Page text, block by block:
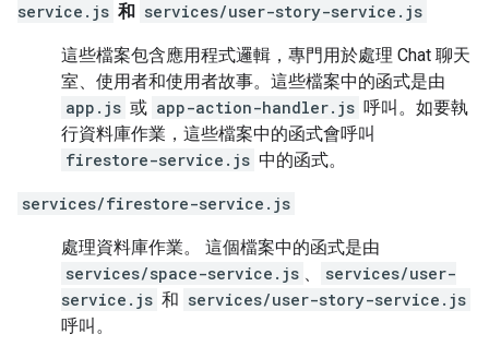
service.js 和 services/user-story-service.js
這些檔案包含應用程式邏輯，專門用於處理 Chat 聊天
室、使用者和使用者故事。這些檔案中的函式是由
app.js 或 app-action-handler.js 呼叫。如要執
行資料庫作業，這些檔案中的函式會呼叫
firestore-service.js 中的函式。
services/firestore-service.js
處理資料庫作業。 這個檔案中的函式是由
services/space-service.js 、
services/user-
service.js 和 services/user-story-service.js
呼叫。